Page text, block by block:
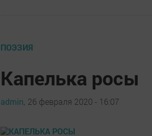
ПОЭЗИЯ
Капелька росы
admin, 26 февраля 2020 - 16:07